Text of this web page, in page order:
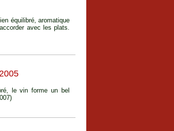
équilibré, aromatique
avec les plats.
le vin forme un bel